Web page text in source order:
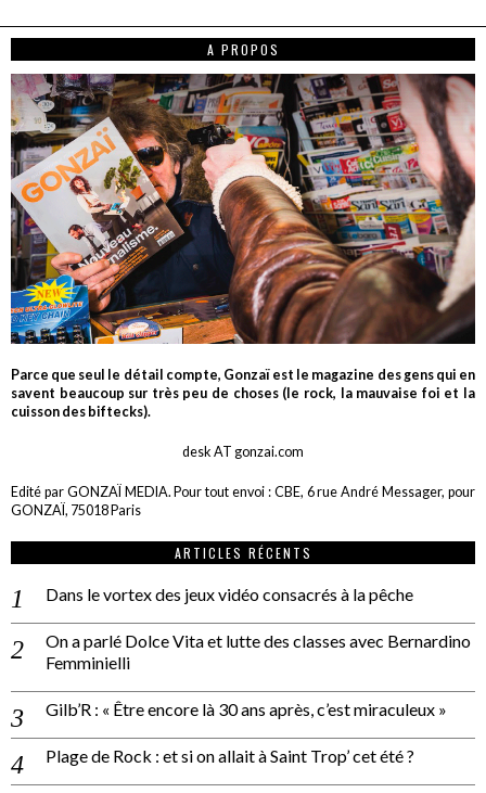
A PROPOS
Parce que seul le détail compte, Gonzaï est le magazine des gens qui en
savent beaucoup sur très peu de choses (le rock, la mauvaise foi et la
cuisson des biftecks).
desk AT gonzai.com
Edité par GONZAÏ MEDIA. Pour tout envoi : CBE, 6 rue André Messager, pour
GONZAÏ, 75018 Paris
ARTICLES RÉCENTS
Dans le vortex des jeux vidéo consacrés à la pêche
On a parlé Dolce Vita et lutte des classes avec Bernardino
Femminielli
Gilb’R : « Être encore là 30 ans après, c’est miraculeux »
Plage de Rock : et si on allait à Saint Trop’ cet été ?